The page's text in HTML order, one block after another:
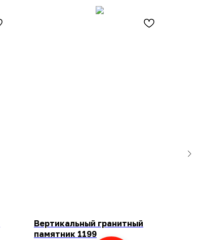
Вертикальный гранитный
памятник 1199